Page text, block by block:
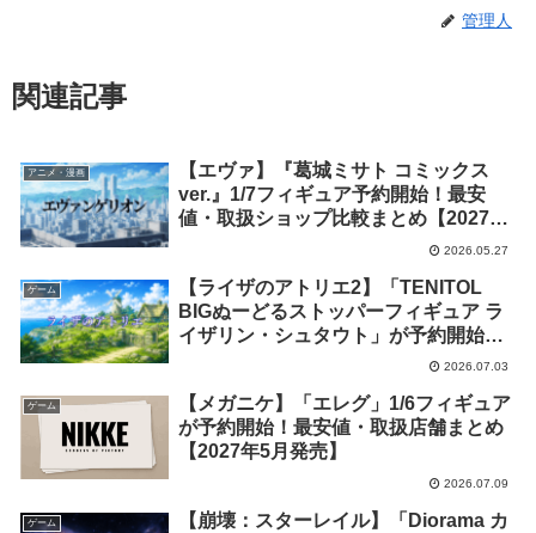
管理人
関連記事
アニメ・漫画
【エヴァ】『葛城ミサト コミックス
ver.』1/7フィギュア予約開始！最安
値・取扱ショップ比較まとめ【2027年
2026.05.27
ゲーム
【ライザのアトリエ2】「TENITOL
BIGぬーどるストッパーフィギュア ラ
イザリン・シュタウト」が予約開始！
最安値・取扱店舗まとめ【2027年3月
2026.07.03
ゲーム
【メガニケ】「エレグ」1/6フィギュア
が予約開始！最安値・取扱店舗まとめ
【2027年5月発売】
2026.07.09
ゲーム
【崩壊：スターレイル】「Diorama カ